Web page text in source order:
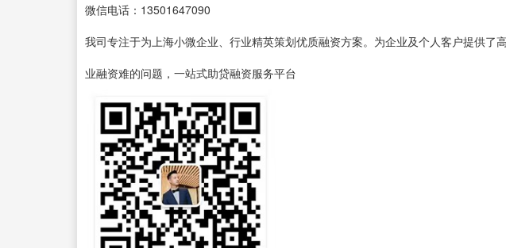
微信电话：13501647090
我司专注于为上海小微企业、行业精英策划优质融资方案。为企业及个人客户提供了
业融资难的问题，一站式助贷融资服务平台